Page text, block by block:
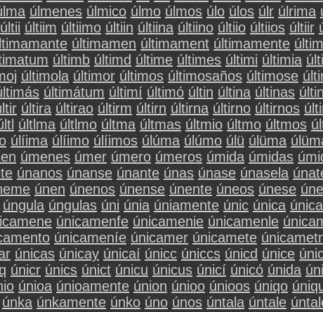
úlmenes úlmico úlmo úlmos úlo úlos úlr úlrima
últii últiim últiimo últiin últiina últiino últiio últiios últiir
últimamen últimament últimamente
últimb últimd últime últimes últimi últimia
últimola últimor últimos últimosaños últimose
últimátum últimí últimó últin últina últinas
últira últirao últirm últirn últirna últirno últirnos
últlma últlmo últma últmas últmio últmo últmos
úlíima úlíimo úlíimos úlúma úlúmo úlü úlüma
úmenes úmer úmero úmeros úmida úmidas
únanos únanse únante únas únase únasela
únen únenos únense únente úneos únese
úngula úngulas úni únia úniamente únic única
únicamenfe únicamenie únicamenle
únicameníe únicamer únicamete
únicas únicay únicaí únicc úniccs únicd únice
únicr únics únict únicu únicus únicí únicó únida
únioa únioamente únion únioo únioos úniqo
únka únkamente únko úno únos úntala úntale